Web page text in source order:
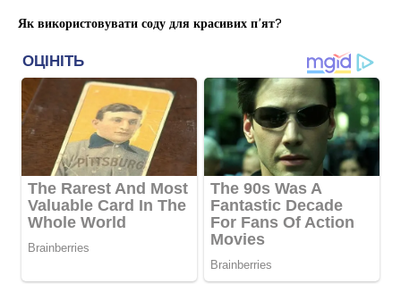
Як використовувати соду для красивих п’ят?